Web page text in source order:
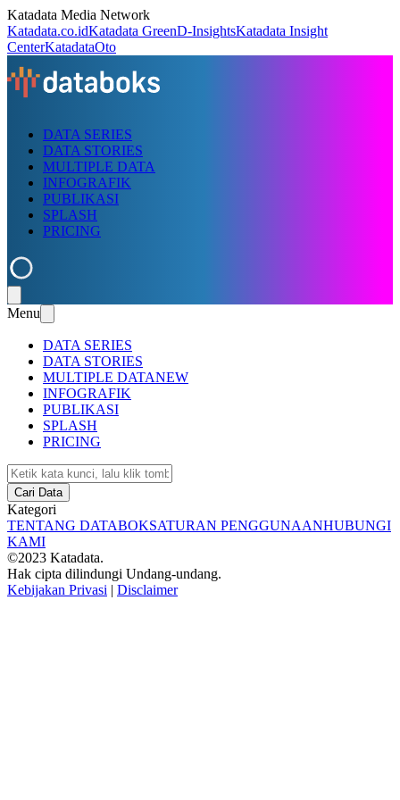
Katadata Media Network
Katadata.co.idKatadata GreenD-InsightsKatadata Insight
CenterKatadataOto
DATA SERIES
DATA STORIES
MULTIPLE DATA
INFOGRAFIK
PUBLIKASI
SPLASH
PRICING
Menu
DATA SERIES
DATA STORIES
MULTIPLE DATANEW
INFOGRAFIK
PUBLIKASI
SPLASH
PRICING
Cari Data
Kategori
TENTANG DATABOKSATURAN PENGGUNAANHUBUNGI
KAMI
©2023 Katadata.
Hak cipta dilindungi Undang-undang.
Kebijakan Privasi | Disclaimer